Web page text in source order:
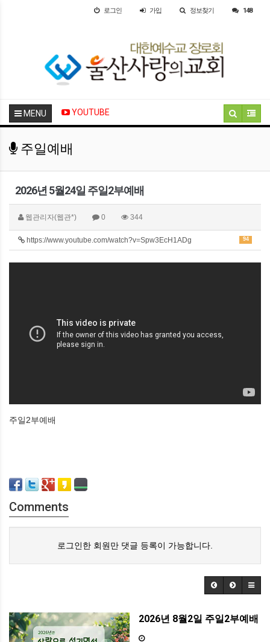
로그인 가입 정보찾기 148
MENU YOUTUBE
주일예배
2026년 5월24일 주일2부예배
웹관리자(웹관*) 0 344
94
https://www.youtube.com/watch?v=Spw3EcH1ADg
주일2부예배
Comments
로그인한 회원만 댓글 등록이 가능합니다.
2026년 8월2일 주일2부예배